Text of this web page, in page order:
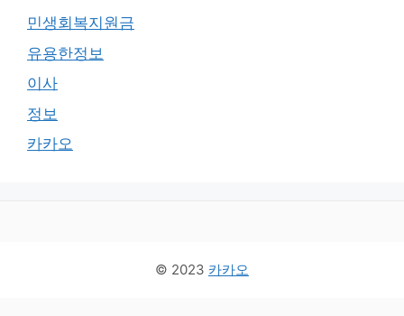
민생회복지원금
유용한정보
이사
정보
카카오
© 2023 카카오